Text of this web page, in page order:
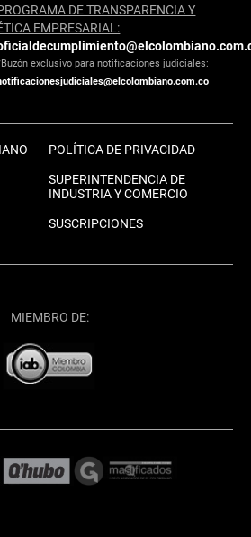
DE TRANSPARENCIA Y
EMPRESARIAL:
exclusivo para notificaciones judiciales:
POLÍTICA DE PRIVACIDAD
SUPERINTENDENCIA DE
INDUSTRIA Y COMERCIO
SUSCRIPCIONES
MIEMBRO DE: